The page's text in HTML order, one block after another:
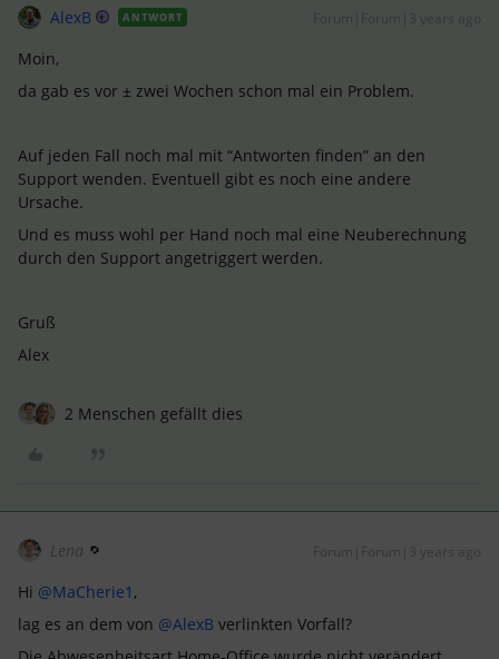
AlexB ANTWORT
Moin,
da gab es vor ± zwei Wochen schon mal ein Problem.
Auf jeden Fall noch mal mit “Antworten finden” an den
Support wenden. Eventuell gibt es noch eine andere
Ursache.
Und es muss wohl per Hand noch mal eine Neuberechnung
durch den Support angetriggert werden.
Gruß
Alex
2 Menschen gefällt dies
Lena Forum|Forum|3 years ago
Hi @MaCherie1 ,
lag es an dem von @AlexB verlinkten Vorfall?